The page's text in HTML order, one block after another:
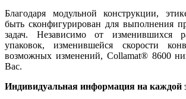
Благодаря модульной конструкции,
быть сконфигурирован для выполнения
задач. Независимо от изменившихся
упаковок, изменившейся скорости
возможных изменений, Collamat® 8600
Вас.
Индивидуальная информация на каждой